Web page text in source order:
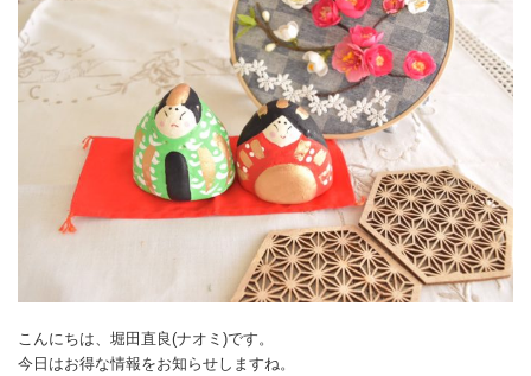
こんにちは、堀田直良(ナオミ)です。
今日はお得な情報をお知らせしますね。